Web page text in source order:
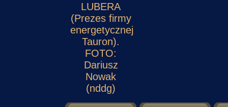
LUBERA
(Prezes firmy
energetycznej
Tauron).
FOTO:
Dariusz
Nowak
(nddg)